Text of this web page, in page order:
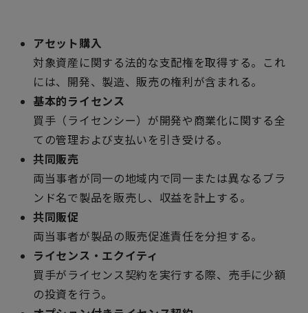
アセット購入
対象資産に関する法的な支配権を取得する。これ
には、開発、製造、販売の権利が含まれる。
基本的ライセンス
買手（ライセンシー）が開発や商業化に関する全
ての管理および支払いを引き受ける。
共同販売
両当事者が同一の地域内で同一または異なるブラ
ンド名で製品を販売し、収益を計上する。
共同販促
両当事者が製品の販売促進責任を分担する。
ライセンス・エクイティ
買手がライセンス契約を実行する際、売手に少額
の投資を行う。